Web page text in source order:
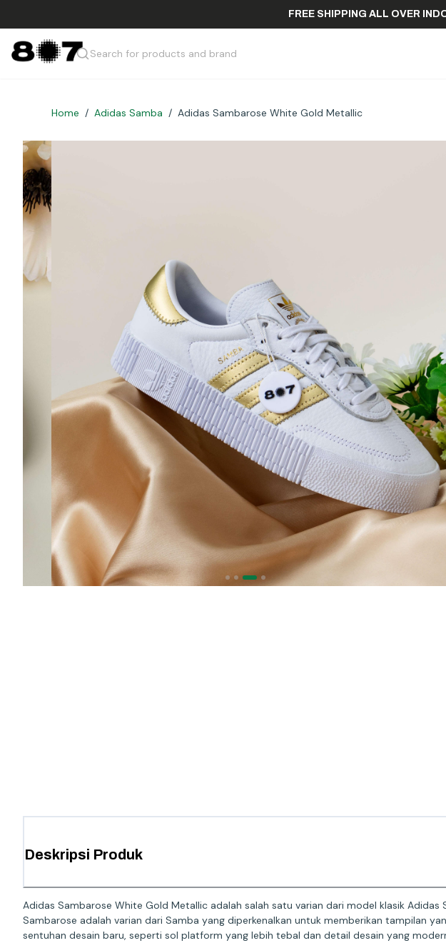
FREE SHIPPING ALL
Search for products and brand
Home / Adidas Samba / Adidas Sambarose White Gold Metallic
Deskripsi Produk
Adidas Sambarose White Gold Metallic adalah salah satu varian dari model klasik
Sambarose adalah varian dari Samba yang diperkenalkan untuk memberikan tampilan
sentuhan desain baru, seperti sol platform yang lebih tebal dan detail desain yang